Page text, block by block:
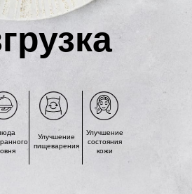
Улучшение
пищеварения
Улучшение
состояния
кожи